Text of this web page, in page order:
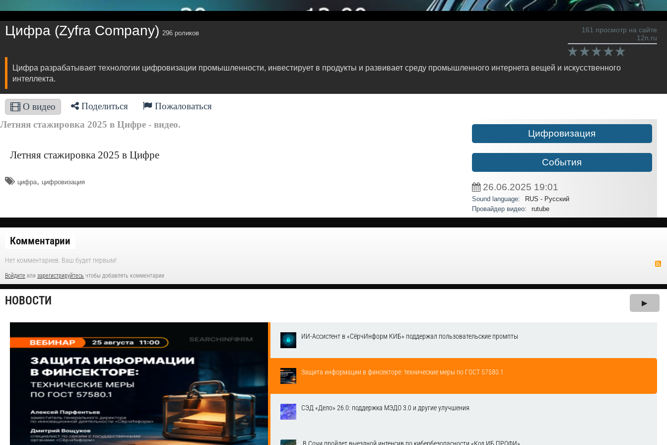
Цифра (Zyfra Company) 296 роликов
161 просмотр на сайте
12n.ru
​Цифра разрабатывает технологии цифровизации промышленности, инвестирует в продукты и развивает среду промышленного интернета вещей и искусственного
интеллекта.
О видео Поделиться
Пожаловаться
Летняя стажировка 2025 в Цифре - видео.
Летняя стажировка 2025 в Цифре
​цифра, цифровизация
Цифровизация
События
26.06.2025 19:01
Sound language:
RUS - Русский
Провайдер видео:
rutube
Комментарии
Нет комментариев. Ваш будет первым!
Войдите или зарегистрируйтесь чтобы добавлять комментарии
НОВОСТИ ▶
ИИ-Ассистент в «СёрчИнформ КИБ» поддержал пользовательские промпты
Защита информации в финсекторе: технические меры по ГОСТ 57580.1
СЭД «Дело» 26.0: поддержка МЭДО 3.0 и другие улучшения